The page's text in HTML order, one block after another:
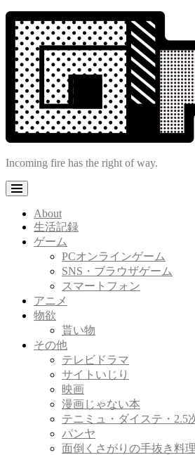
コ
ン
テ
ン
ツ
へ
ス
キ
ッ
Incoming fire has the right of way.
About
生活記録
ゲーム
PCオンラインゲーム
SNS・ブラウザゲーム
スマートフォン
アニメ
物欲
貰い物
その他
テレビドラマ
サイトいじり
映画
漫画じゃない本
テニミュ・ダイステ・2.5
パンヤ
面倒くさがりの手抜き料理